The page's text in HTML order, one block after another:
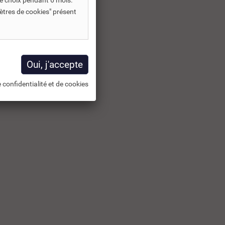
de cookies" présent
confidentialité et de cookies